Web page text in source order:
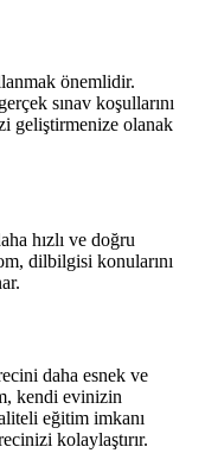
önemlidir.
sınav koşullarını
geliştirmenize olanak
hızlı ve doğru
dilbilgisi konularını
daha esnek ve
kendi evinizin
eğitim imkanı
kolaylaştırır.